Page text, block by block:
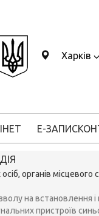
Харків
Е-ЗАПИС
органів місцевого
на встановлення і
пристроїв